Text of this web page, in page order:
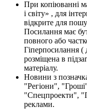
При копіюванні
і світу» , для
відкрите для
Посилання має
повного або
Гіперпосилання (
розміщена в
матеріалу.
Новини з
"Регіони",
"Спецпроекти",
реклами.